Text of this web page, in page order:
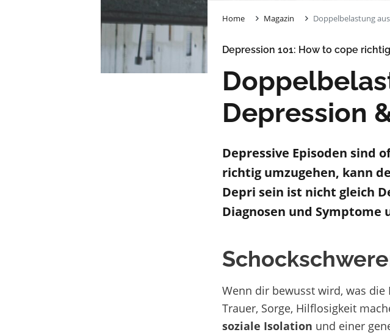
Home Magazin Doppelbelastung
Depression 101: How to cope richtig
Depression
Depressive Episoden sind
richtig umzugehen, kann
Depri sein ist nicht gleich
Diagnosen und Symptome
Wenn dir bewusst wird, was
Trauer, Sorge, Hilflosigkeit
soziale Isolation und einer